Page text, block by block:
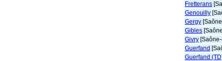
Fretterans
Genouilly
Gergy
Gibles
Givry
Guerfand
Guerfand